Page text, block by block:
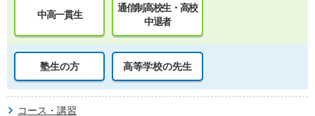
中高一貫生
通信制高校生・高校
中退者
塾生の方 高等学校の先生
コース・講習